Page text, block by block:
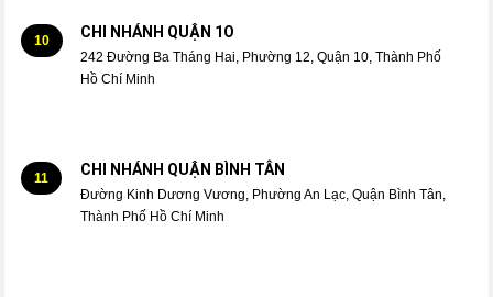
10 CHI NHÁNH QUẬN 1O
242 Đường Ba Tháng Hai, Phường 12, Quận 10, Thành Phố
Hồ Chí Minh
11 CHI NHÁNH QUẬN BÌNH TÂN
Đường Kinh Dương Vương, Phường An Lạc, Quận Bình Tân,
Thành Phố Hồ Chí Minh